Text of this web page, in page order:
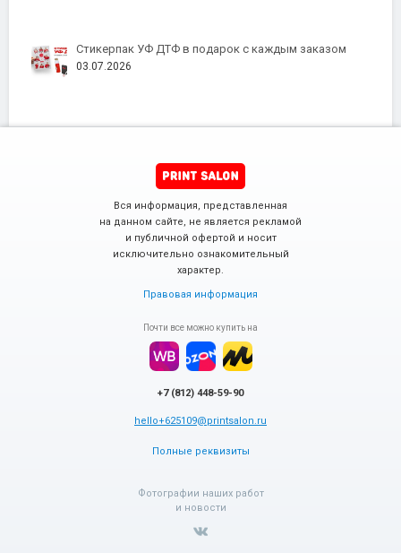
Стикерпак УФ ДТФ в подарок с каждым заказом
03.07.2026
Вся информация, представленная
на данном сайте, не является рекламой
и публичной офертой и носит
исключительно ознакомительный
характер.
Правовая информация
Почти все можно купить на
+7 (812) 448-59-90
hello+625109@printsalon.ru
Полные реквизиты
Фотографии наших работ
и новости